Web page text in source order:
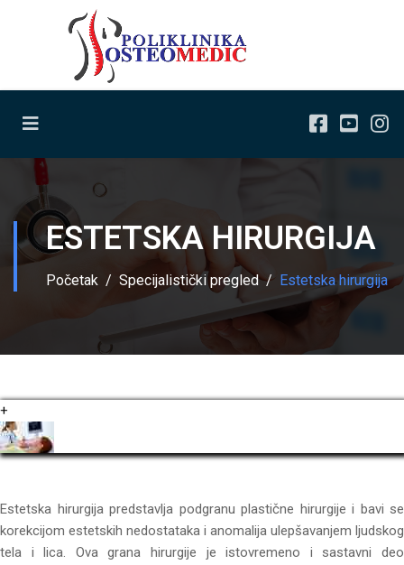
ESTETSKA HIRURGIJA
Početak Specijalistički pregled Estetska hirurgija
+
Estetska hirurgija predstavlja podgranu plastične hirurgije i bavi se
korekcijom estetskih nedostataka i anomalija ulepšavanjem ljudskog
tela i lica. Ova grana hirurgije je istovremeno i sastavni deo